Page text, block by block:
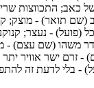
כאב; התכווצות
(שם תואר) - מוצק;
(פועל) - נעצר;
משהו (שם עצם) -
- זרם ישר אוויר יתר
- בלי לדעת זה